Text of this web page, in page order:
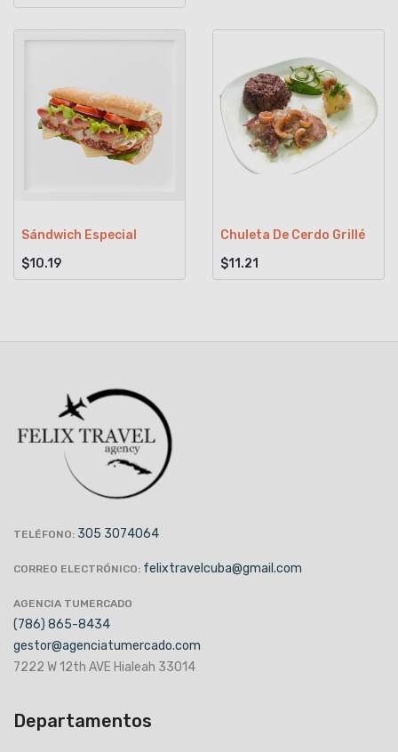
Sándwich Especial
$10.19
Chuleta De Cerdo Grillé
$11.21
TELÉFONO: 305 3074064
CORREO ELECTRÓNICO: felixtravelcuba@gmail.com
AGENCIA TUMERCADO
(786) 865-8434
gestor@agenciatumercado.com
7222 W 12th AVE Hialeah 33014
Departamentos